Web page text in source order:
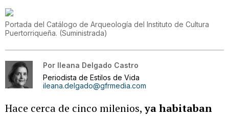
Portada del Catálogo de Arqueología del Instituto de Cultura
Puertorriqueña. (Suministrada)
Por Ileana Delgado Castro
Periodista de Estilos de Vida
ileana.delgado@gfrmedia.com
Hace cerca de cinco milenios,ya habitaban